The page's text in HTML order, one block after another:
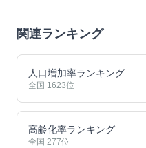
関連ランキング
人口増加率ランキング
全国 1623位
高齢化率ランキング
全国 277位